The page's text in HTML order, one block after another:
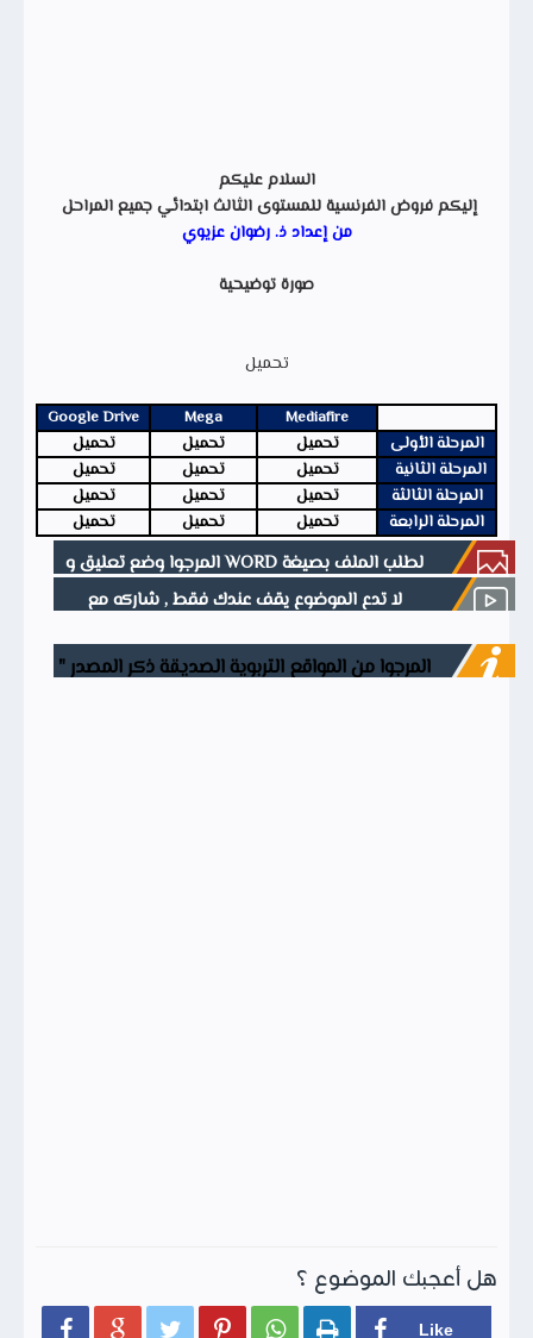
السلام عليكم
إليكم فروض الفرنسية للمستوى الثالث ابتدائي جميع المراحل
من إعداد ذ. رضوان عزيوي
صورة توضيحية
تحميل
Mediafire
Mega
Google Drive
المرحلة الأولى
تحميل تحميل
تحميل
المرحلة الثانية
تحميل تحميل
تحميل
المرحلة الثالثة
تحميل تحميل
تحميل
المرحلة الرابعة
تحميل تحميل تحميل
لطلب الملف بصيغة WORD المرجوا وضع تعليق و
ستتوصل به عبر الخاص
لا تدع الموضوع يقف عندك فقط , شاركه مع
المرجوا من المواقع التربوية الصديقة ذكر المصدر "
هل أعجبك الموضوع ؟
     